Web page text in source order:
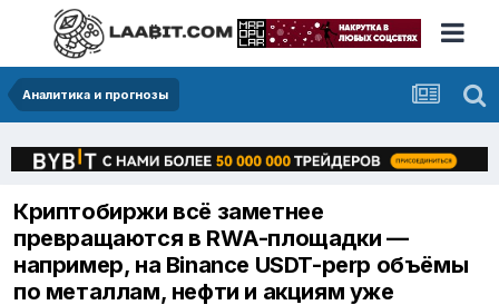
Аналитика и прогнозы
Криптобиржи всё заметнее
превращаются в RWA-площадки —
например, на Binance USDT-perp объёмы
по металлам, нефти и акциям уже